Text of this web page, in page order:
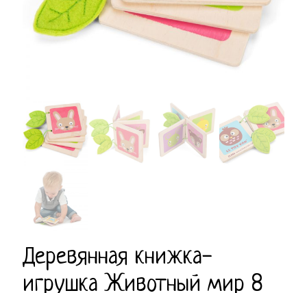
Деревянная книжка-
игрушка Животный мир 8